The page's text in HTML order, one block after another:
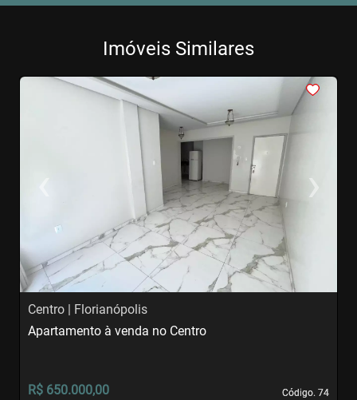
Imóveis Similares
‹ ›
Centro | Florianópolis
Código. 74
Código. 74
Apartamento à venda no Centro
R$ 650.000,00